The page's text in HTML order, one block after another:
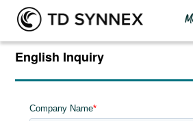
English Inquiry